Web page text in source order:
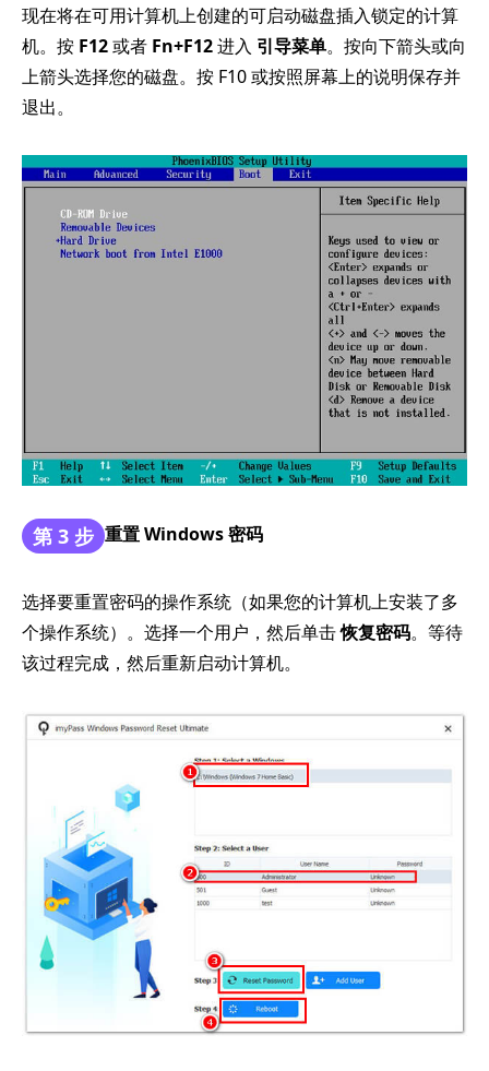
现在将在可用计算机上创建的可启动磁盘插入锁定的计算
机。按 F12或者 Fn+F12进入 引导菜单。按向下箭头或向
上箭头选择您的磁盘。按 F10 或按照屏幕上的说明保存并
退出。
第 3 步 重置 Windows 密码
选择要重置密码的操作系统（如果您的计算机上安装了多
个操作系统）。选择一个用户，然后单击恢复密码。等待
该过程完成，然后重新启动计算机。